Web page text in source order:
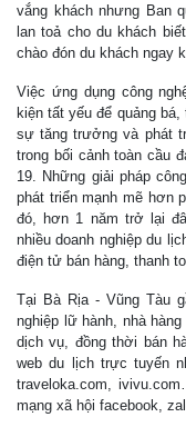
vắng khách nhưng Ban
lan toả cho du khách
chào đón du khách ngay
Việc ứng dụng công
kiện tất yếu để quảng
sự tăng trưởng và phát
trong bối cảnh toàn cầu
19. Những giải pháp
phát triển mạnh mẽ hơn
đó, hơn 1 năm trở lại
nhiều doanh nghiệp du
điện tử bán hàng, thanh
Tại Bà Rịa - Vũng Tàu
nghiệp lữ hành, nhà
dịch vụ, đồng thời bán
web du lịch trực tuyến
traveloka.com,
mạng xã hội facebook,